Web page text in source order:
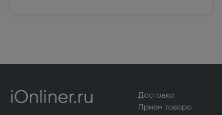
Доставка
Прием товара